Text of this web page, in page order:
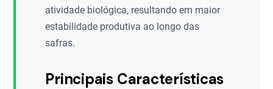
atividade biológica, resultando em maior
estabilidade produtiva ao longo das
safras.
Principais Características